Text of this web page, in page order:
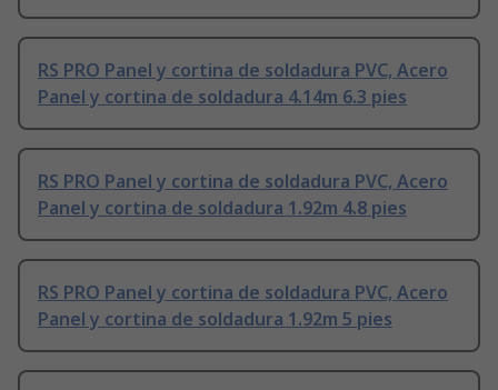
RS PRO Panel y cortina de soldadura PVC, Acero
Panel y cortina de soldadura 4.14m 6.3 pies
RS PRO Panel y cortina de soldadura PVC, Acero
Panel y cortina de soldadura 1.92m 4.8 pies
RS PRO Panel y cortina de soldadura PVC, Acero
Panel y cortina de soldadura 1.92m 5 pies